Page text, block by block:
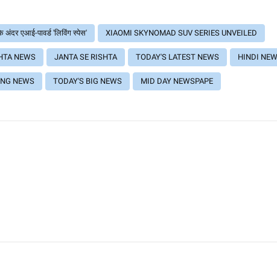
अंदर एआई-पावर्ड 'लिविंग स्पेस' XIAOMI SKYNOMAD SUV SERIES UNVEILED
NEWS JANTA SE RISHTA TODAY'S LATEST NEWS HINDI
NEWS TODAY'S BIG NEWS MID DAY NEWSPAPE